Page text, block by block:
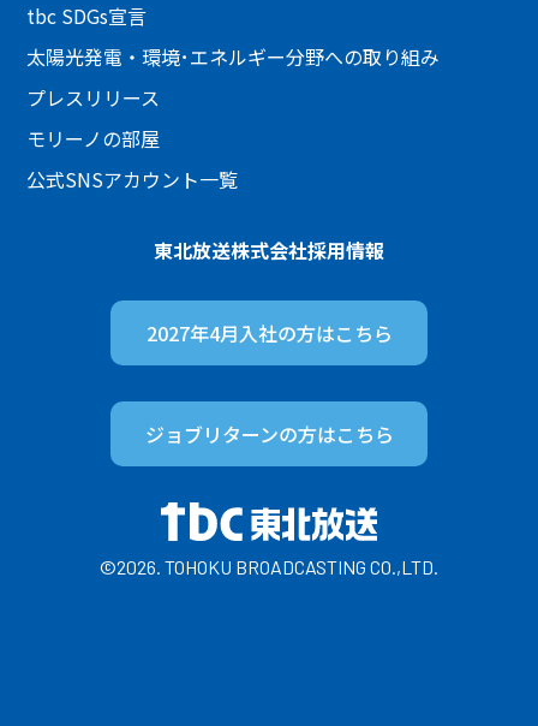
tbc SDGs宣言
太陽光発電・環境･エネルギー分野への取り組み
プレスリリース
モリーノの部屋
公式SNSアカウント一覧
東北放送株式会社採用情報
2027年4月入社の方はこちら
ジョブリターンの方はこちら
©2026. TOHOKU BROADCASTING CO.,LTD.